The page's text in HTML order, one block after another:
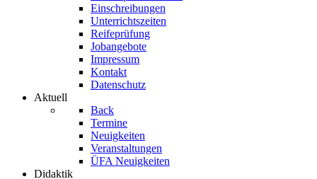
Einschreibungen
Unterrichtszeiten
Reifeprüfung
Jobangebote
Impressum
Kontakt
Datenschutz
Aktuell
Back
Termine
Neuigkeiten
Veranstaltungen
ÜFA Neuigkeiten
Didaktik